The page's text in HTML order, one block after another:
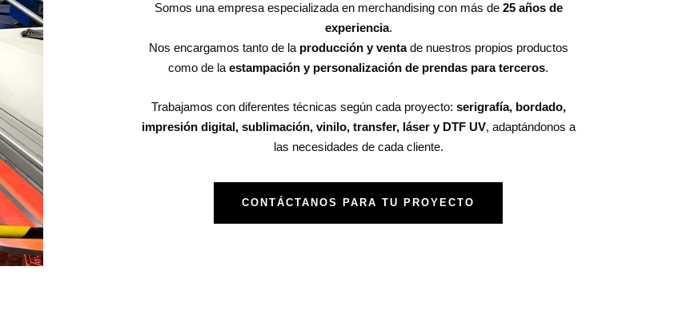
Somos una empresa especializada en merchandising con más de 25 años de
experiencia.
Nos encargamos tanto de la producción y ventade nuestros propios productos
como de laestampación y personalización de prendas para terceros.
Trabajamos con diferentes técnicas según cada proyecto: serigrafía, bordado,
impresión digital, sublimación, vinilo, transfer, láser y DTF UV, adaptándonos a
las necesidades de cada cliente.
CONTÁCTANOS PARA TU PROYECTO